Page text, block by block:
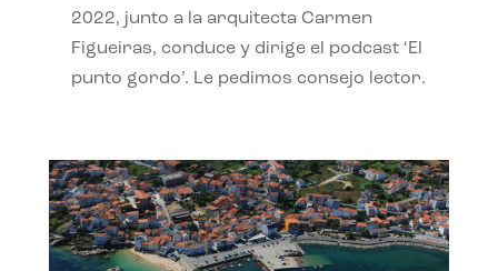
2022, junto a la arquitecta Carmen
Figueiras, conduce y dirige el podcast ‘El
punto gordo’. Le pedimos consejo lector.